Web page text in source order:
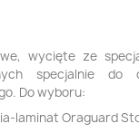
wycięte ze
specjalnie do
Do wyboru:
laminat Oraguard